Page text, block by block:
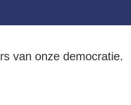
van onze democratie.